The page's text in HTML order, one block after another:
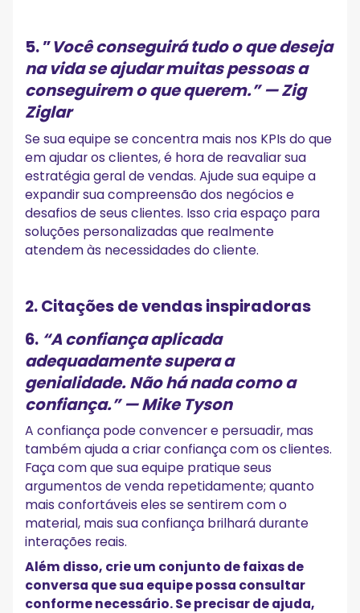
5.”Você conseguirá tudo o que deseja
na vida se ajudar muitas pessoas a
conseguirem o que querem.”— Zig
Ziglar
Se sua equipe se concentra mais nos KPIs do que
em ajudar os clientes, é hora de reavaliar sua
estratégia geral de vendas. Ajude sua equipe a
expandir sua compreensão dos negócios e
desafios de seus clientes. Isso cria espaço para
soluções personalizadas que realmente
atendem às necessidades do cliente.
2. Citações de vendas inspiradoras
6. “A confiança aplicada
adequadamente supera a
genialidade. Não há nada como a
confiança.”— Mike Tyson
A confiança pode convencer e persuadir, mas
também ajuda a criar confiança com os clientes.
Faça com que sua equipe pratique seus
argumentos de venda repetidamente; quanto
mais confortáveis eles se sentirem com o
material, mais sua confiança brilhará durante
interações reais.
Além disso, crie um conjunto de faixas de
conversa que sua equipe possa consultar
conforme necessário. Se precisar de ajuda,